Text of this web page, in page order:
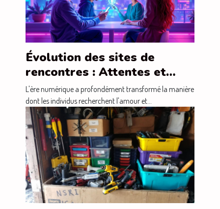
Évolution des sites de
rencontres : Attentes et
réalités en 2026
L'ère numérique a profondément transformé la manière
dont les individus recherchent l'amour et...